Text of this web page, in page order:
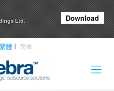
Ltd.
Download
繁體 简体